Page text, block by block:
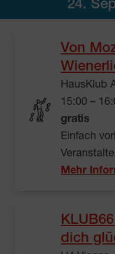
24.
Von
HausKlub
15:00 –
gratis
Einfach
Mehr
dich